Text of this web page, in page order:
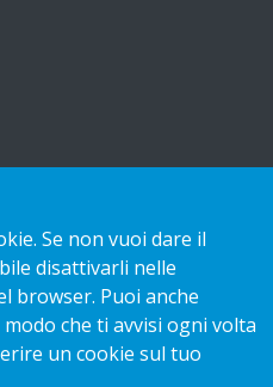
All rights reserved.
Se non vuoi dare il
disattivarli nelle
browser. Puoi anche
che ti avvisi ogni volta
un cookie sul tuo